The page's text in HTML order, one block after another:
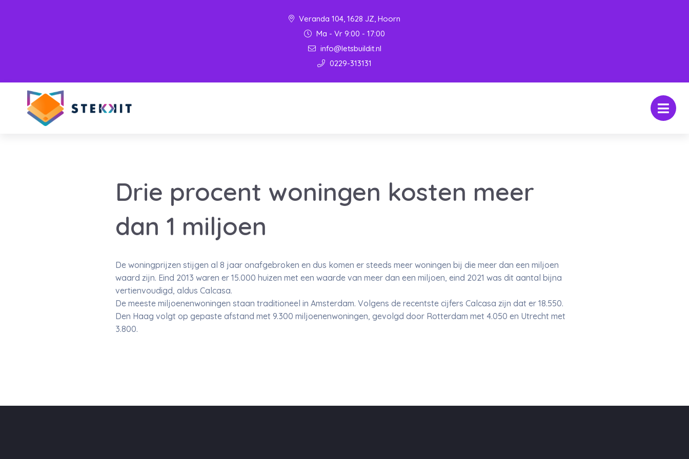
Veranda 104, 1628 JZ, Hoorn
Ma - Vr 9:00 - 17:00
info@letsbuildit.nl
0229-313131
Drie procent woningen kosten meer
dan 1 miljoen
De woningprijzen stijgen al 8 jaar onafgebroken en dus komen er steeds meer woningen bij die meer dan een miljoen
waard zijn. Eind 2013 waren er 15.000 huizen met een waarde van meer dan een miljoen, eind 2021 was dit aantal bijna
vertienvoudigd, aldus Calcasa.
De meeste miljoenenwoningen staan traditioneel in Amsterdam. Volgens de recentste cijfers Calcasa zijn dat er 18.550.
Den Haag volgt op gepaste afstand met 9.300 miljoenenwoningen, gevolgd door Rotterdam met 4.050 en Utrecht met
3.800.